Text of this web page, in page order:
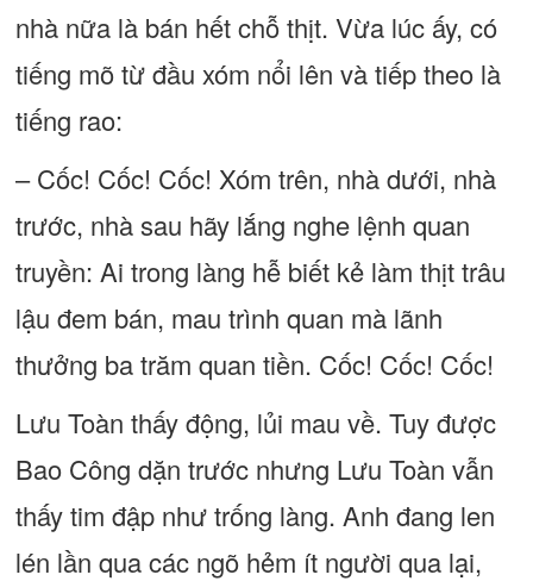
nhà nữa là bán hết chỗ thịt. Vừa lúc ấy, có
tiếng mõ từ đầu xóm nổi lên và tiếp theo là
tiếng rao:
– Cốc! Cốc! Cốc! Xóm trên, nhà dưới, nhà
trước, nhà sau hãy lắng nghe lệnh quan
truyền: Ai trong làng hễ biết kẻ làm thịt trâu
lậu đem bán, mau trình quan mà lãnh
thưởng ba trăm quan tiền. Cốc! Cốc! Cốc!
Lưu Toàn thấy động, lủi mau về. Tuy được
Bao Công dặn trước nhưng Lưu Toàn vẫn
thấy tim đập như trống làng. Anh đang len
lén lần qua các ngõ hẻm ít người qua lại,